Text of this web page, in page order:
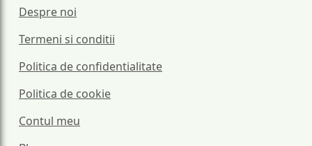
Despre noi
Termeni si conditii
Politica de confidentialitate
Politica de cookie
Contul meu